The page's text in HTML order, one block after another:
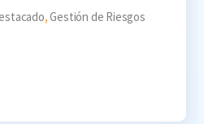
,Gestión de Riesgos